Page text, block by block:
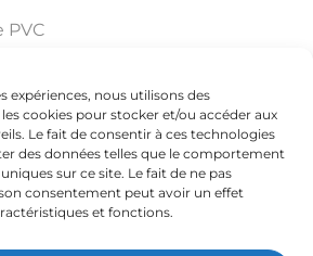
expériences, nous utilisons des
cookies pour stocker et/ou accéder aux
Le fait de consentir à ces technologies
des données telles que le comportement
sur ce site. Le fait de ne pas
consentement peut avoir un effet
et fonctions.
PVC
Chemin Delmer ZI TRAJAN